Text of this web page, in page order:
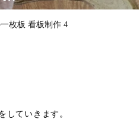
枚板 看板制作 4
していきます。